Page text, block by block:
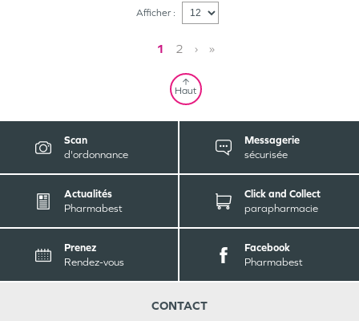
Afficher :
1 2 › »
Haut
Scan
d'ordonnance
Messagerie
sécurisée
Actualités
Pharmabest
Click and Collect
parapharmacie
Prenez
Rendez-vous
Facebook
Pharmabest
CONTACT